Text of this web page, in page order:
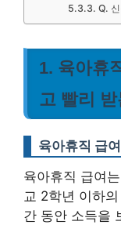
Q.
1. 육아휴
고 빨리 받
육아휴직 급
육아휴직 급여
교 2학년 이하
간 동안 소득을